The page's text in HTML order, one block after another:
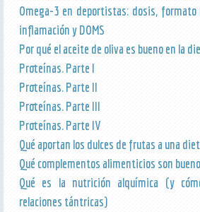
Omega-3 en deportistas: dosis, formato
inflamación y DOMS
Por qué el aceite de oliva es bueno en la
Proteínas. Parte I
Proteínas. Parte II
Proteínas. Parte III
Proteínas. Parte IV
Qué aportan los dulces de frutas a una
Qué complementos alimenticios son
Qué es la nutrición alquímica (y
relaciones tántricas)